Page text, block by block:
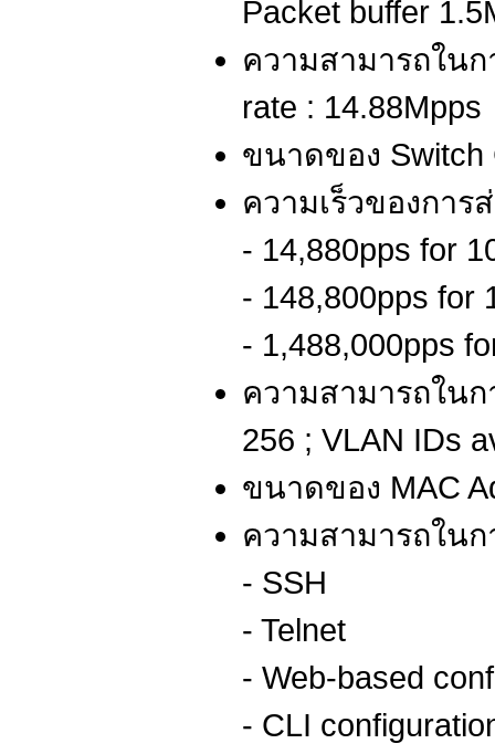
Packet buffer
ความสามารถใน
rate : 14.88Mpps
ขนาดของ Switch
ความเร็วของการ
- 14,880pps for
- 148,800pps for
- 1,488,000pps
ความสามารถในก
256 ; VLAN IDs
ขนาดของ MAC
ความสามารถใน
- SSH
- Telnet
- Web-based
- CLI